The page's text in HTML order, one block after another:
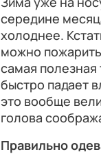
середине
холоднее.
можно
самая полезная
быстро падает
это вообще
голова
Правильно